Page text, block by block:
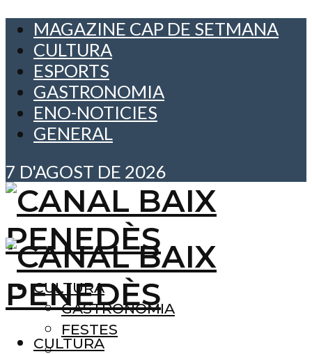
MAGAZINE CAP DE SETMANA
CULTURA
ESPORTS
GASTRONOMIA
ENO-NOTICIES
GENERAL
7 D'AGOST DE 2026
CULTURA
GASTRONOMIA
FESTES
CULTURA